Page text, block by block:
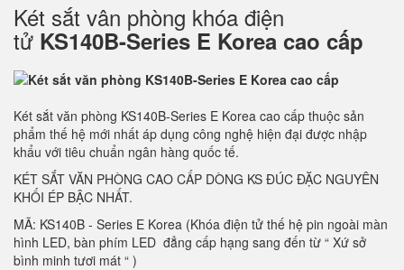
Két sắt vân phòng khóa điện
tử KS140B-Series E Korea cao cấp
Két sắt văn phòng KS140B-Series E Korea cao cấp thuộc sản
phẩm thế hệ mới nhất áp dụng công nghệ hiện đại được nhập
khẩu với tiêu chuẩn ngân hàng quốc tế.
KÉT SẮT VĂN PHÒNG CAO CẤP DÒNG KS ĐÚC ĐẶC NGUYÊN
KHỐI ÉP BẬC NHẤT.
MÃ: KS140B - Series E Korea (Khóa điện tử thế hệ pin ngoài màn
hình LED, bàn phím LED đẳng cấp hạng sang đến từ “ Xứ sở
bình minh tươi mát “ )